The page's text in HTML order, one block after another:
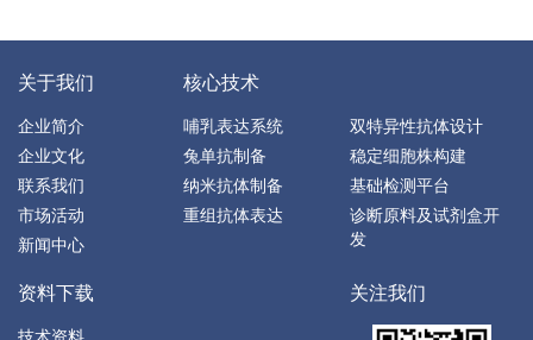
关于我们
企业简介
企业文化
联系我们
市场活动
新闻中心
核心技术
哺乳表达系统
兔单抗制备
纳米抗体制备
重组抗体表达
双特异性抗体设计
稳定细胞株构建
基础检测平台
诊断原料及试剂盒开
发
资料下载 关注我们